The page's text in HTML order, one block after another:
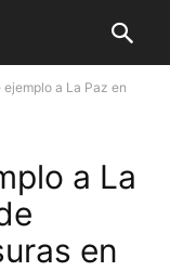
a La Paz en
a La
en